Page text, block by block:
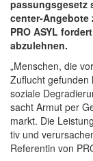
pas­sungs­ge­setz
cen­ter-Ange­bo­te
PRO ASYL
abzulehnen.
„Men­schen, die
Zuflucht gefun­den
sozia­le
sacht Armut per
markt. Die
tiv und
Refe­ren­tin von